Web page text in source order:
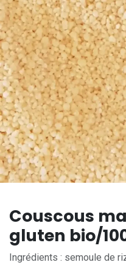
Couscous
gluten bio/
Ingrédients : semoule de